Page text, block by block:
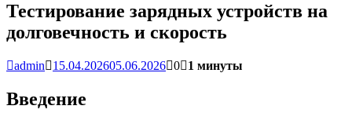
Тестирование зарядных устройств на
долговечность и скорость
admin 15.04.202605.06.2026 0 1 минуты
Введение